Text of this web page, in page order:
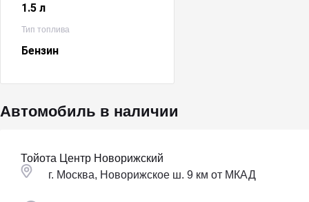
1.5 л
Тип топлива
Бензин
Автомобиль в наличии
Тойота Центр Новорижский
г. Москва, Новорижское ш. 9 км от МКАД